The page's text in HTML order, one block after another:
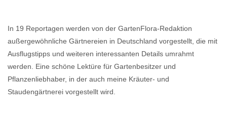
In 19 Reportagen werden von der GartenFlora-Redaktion
außergewöhnliche Gärtnereien in Deutschland vorgestellt, die mit
Ausflugstipps und weiteren interessanten Details umrahmt
werden. Eine schöne Lektüre für Gartenbesitzer und
Pflanzenliebhaber, in der auch meine Kräuter- und
Staudengärtnerei vorgestellt wird.